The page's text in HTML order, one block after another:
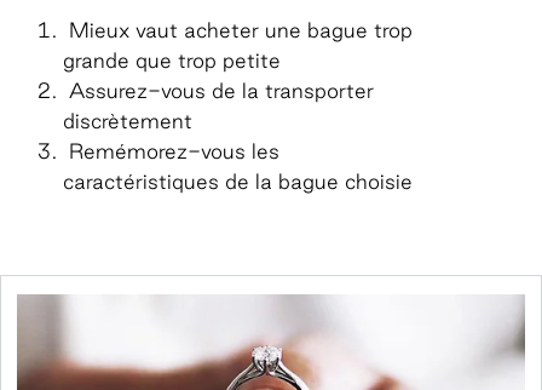
Mieux vaut acheter une bague trop
grande que trop petite
Assurez-vous de la transporter
discrètement
Remémorez-vous les
caractéristiques de la bague choisie